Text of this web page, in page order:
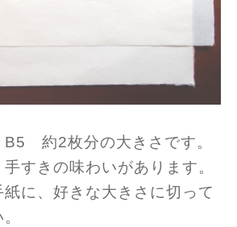
約2枚分の大きさです。
すきの味わいがあります。
に、好きな大きさに切って